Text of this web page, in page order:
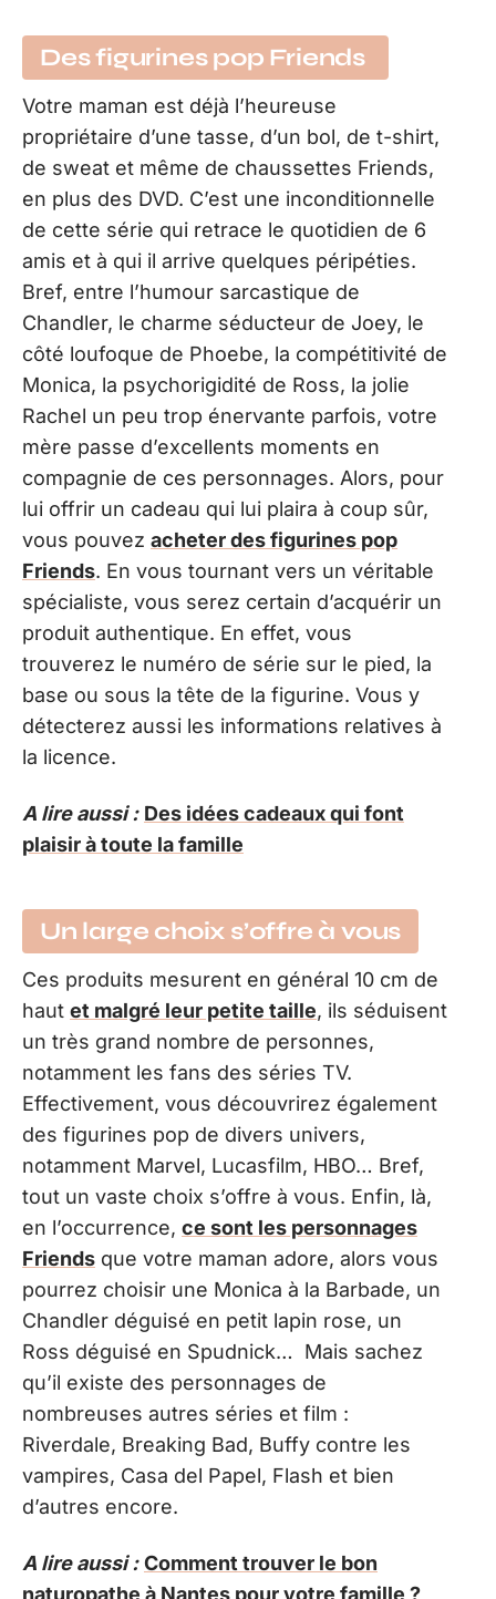
Des figurines pop Friends
Votre maman est déjà l’heureuse
propriétaire d’une tasse, d’un bol, de t-shirt,
de sweat et même de chaussettes Friends,
en plus des DVD. C’est une inconditionnelle
de cette série qui retrace le quotidien de 6
amis et à qui il arrive quelques péripéties.
Bref, entre l’humour sarcastique de
Chandler, le charme séducteur de Joey, le
côté loufoque de Phoebe, la compétitivité de
Monica, la psychorigidité de Ross, la jolie
Rachel un peu trop énervante parfois, votre
mère passe d’excellents moments en
compagnie de ces personnages. Alors, pour
lui offrir un cadeau qui lui plaira à coup sûr,
vous pouvez acheter des figurines pop
Friends. En vous tournant vers un véritable
spécialiste, vous serez certain d’acquérir un
produit authentique. En effet, vous
trouverez le numéro de série sur le pied, la
base ou sous la tête de la figurine. Vous y
détecterez aussi les informations relatives à
la licence.
A lire aussi : Des idées cadeaux qui font
plaisir à toute la famille
Un large choix s’offre à vous
Ces produits mesurent en général 10 cm de
haut et malgré leur petite taille, ils séduisent
un très grand nombre de personnes,
notamment les fans des séries TV.
Effectivement, vous découvrirez également
des figurines pop de divers univers,
notamment Marvel, Lucasfilm, HBO… Bref,
tout un vaste choix s’offre à vous. Enfin, là,
en l’occurrence, ce sont les personnages
Friends que votre maman adore, alors vous
pourrez choisir une Monica à la Barbade, un
Chandler déguisé en petit lapin rose, un
Ross déguisé en Spudnick… Mais sachez
qu’il existe des personnages de
nombreuses autres séries et film :
Riverdale, Breaking Bad, Buffy contre les
vampires, Casa del Papel, Flash et bien
d’autres encore.
A lire aussi : Comment trouver le bon
naturopathe à Nantes pour votre famille ?